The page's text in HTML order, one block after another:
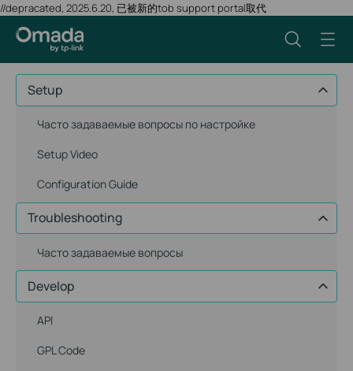
//depracated, 2025.6.20, 已被新的tob support portal取代
Setup
Часто задаваемые вопросы по настройке
Setup Video
Configuration Guide
Troubleshooting
Часто задаваемые вопросы
Develop
API
GPL Code